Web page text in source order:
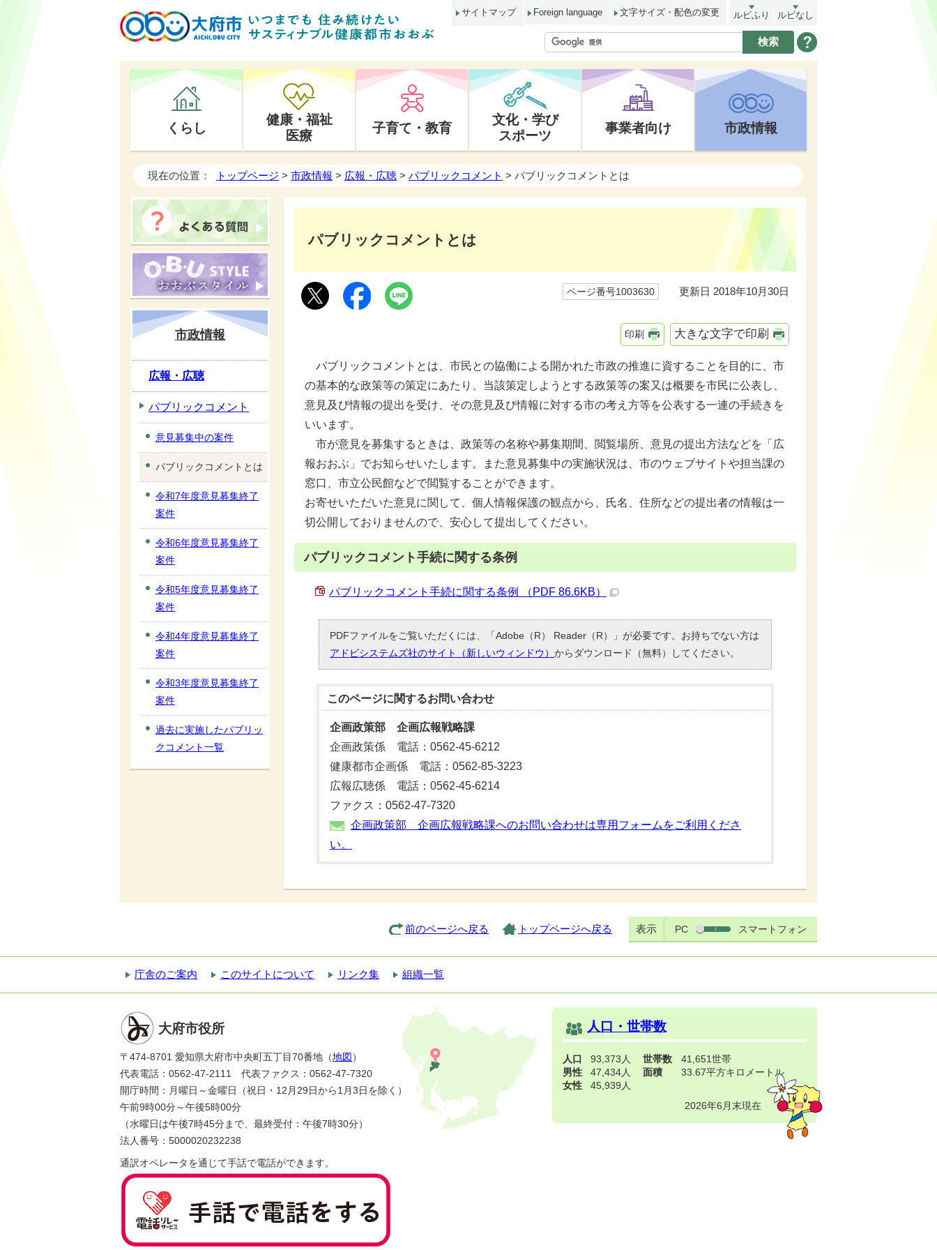
サイトマップ Foreign language 文字サイズ・配色の変更 ルビふり ルビなし
くらし
健康・福祉
医療
子育て・教育
文化・学び
スポーツ
事業者向け 市政情報
現在の位置： トップページ > 市政情報 > 広報・広聴 > パブリックコメント > パブリックコメントとは
パブリックコメントとは
ページ番号1003630 更新日 2018年10月30日
印刷 大きな文字で印刷
パブリックコメントとは、市民との協働による開かれた市政の推進に資することを目的に、市
の基本的な政策等の策定にあたり、当該策定しようとする政策等の案又は概要を市民に公表し、
意見及び情報の提出を受け、その意見及び情報に対する市の考え方等を公表する一連の手続きを
いいます。
市が意見を募集するときは、政策等の名称や募集期間、閲覧場所、意見の提出方法などを「広
報おおぶ」でお知らせいたします。また意見募集中の実施状況は、市のウェブサイトや担当課の
窓口、市立公民館などで閲覧することができます。
お寄せいただいた意見に関して、個人情報保護の観点から、氏名、住所などの提出者の情報は一
切公開しておりませんので、安心して提出してください。
パブリックコメント手続に関する条例
パブリックコメント手続に関する条例 （PDF 86.6KB）
PDFファイルをご覧いただくには、「Adobe（R） Reader（R）」が必要です。お持ちでない方は
アドビシステムズ社のサイト（新しいウィンドウ） からダウンロード（無料）してください。
このページに関するお問い合わせ
企画政策部 企画広報戦略課
企画政策係 電話：0562-45-6212
健康都市企画係 電話：0562-85-3223
広報広聴係 電話：0562-45-6214
ファクス：0562-47-7320
企画政策部 企画広報戦略課へのお問い合わせは専用フォームをご利用くださ
い。
市政情報
広報・広聴
パブリックコメント
意見募集中の案件
パブリックコメントとは
令和7年度意見募集終了
案件
令和6年度意見募集終了
案件
令和5年度意見募集終了
案件
令和4年度意見募集終了
案件
令和3年度意見募集終了
案件
過去に実施したパブリッ
クコメント一覧
前のページへ戻る トップページへ戻る 表示 PC スマートフォン
庁舎のご案内 このサイトについて リンク集 組織一覧
大府市役所
〒474-8701 愛知県大府市中央町五丁目70番地（地図 ）
代表電話：0562-47-2111 代表ファクス：0562-47-7320
開庁時間：月曜日～金曜日（祝日・12月29日から1月3日を除く）
午前9時00分～午後5時00分
（水曜日は午後7時45分まで、最終受付：午後7時30分）
法人番号：5000020232238
通訳オペレータを通じて手話で電話ができます。
人口・世帯数
人口
93,373人
男性
47,434人
女性
45,939人
世帯数
41,651世帯
面積
33.67平方キロメートル
2026年6月末現在